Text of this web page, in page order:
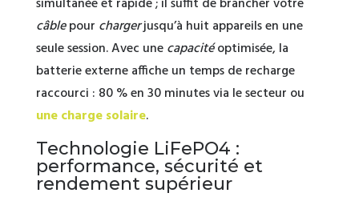
simultanée et rapide ; il suffit de brancher votre
câblepour chargerjusqu’à huit appareils en une
seule session. Avec unecapacitéoptimisée, la
batterie externe affiche un temps de recharge
raccourci : 80 % en 30 minutes via le secteur ou
une charge solaire.
Technologie LiFePO4 :
performance, sécurité et
rendement supérieur